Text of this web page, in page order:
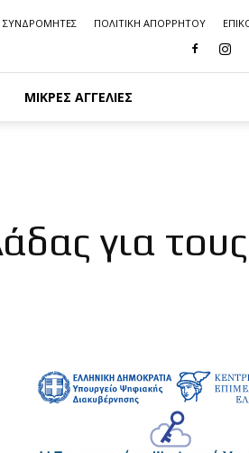
ΣΥΝΔΡΟΜΗΤΕΣ ΠΟΛΙΤΙΚΗ ΑΠΟΡΡΗΤΟΥ
ΜΙΚΡΈΣ ΑΓΓΕΛΊΕΣ
για τους